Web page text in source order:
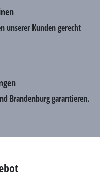
unserer Kunden gerecht
Brandenburg garantieren.